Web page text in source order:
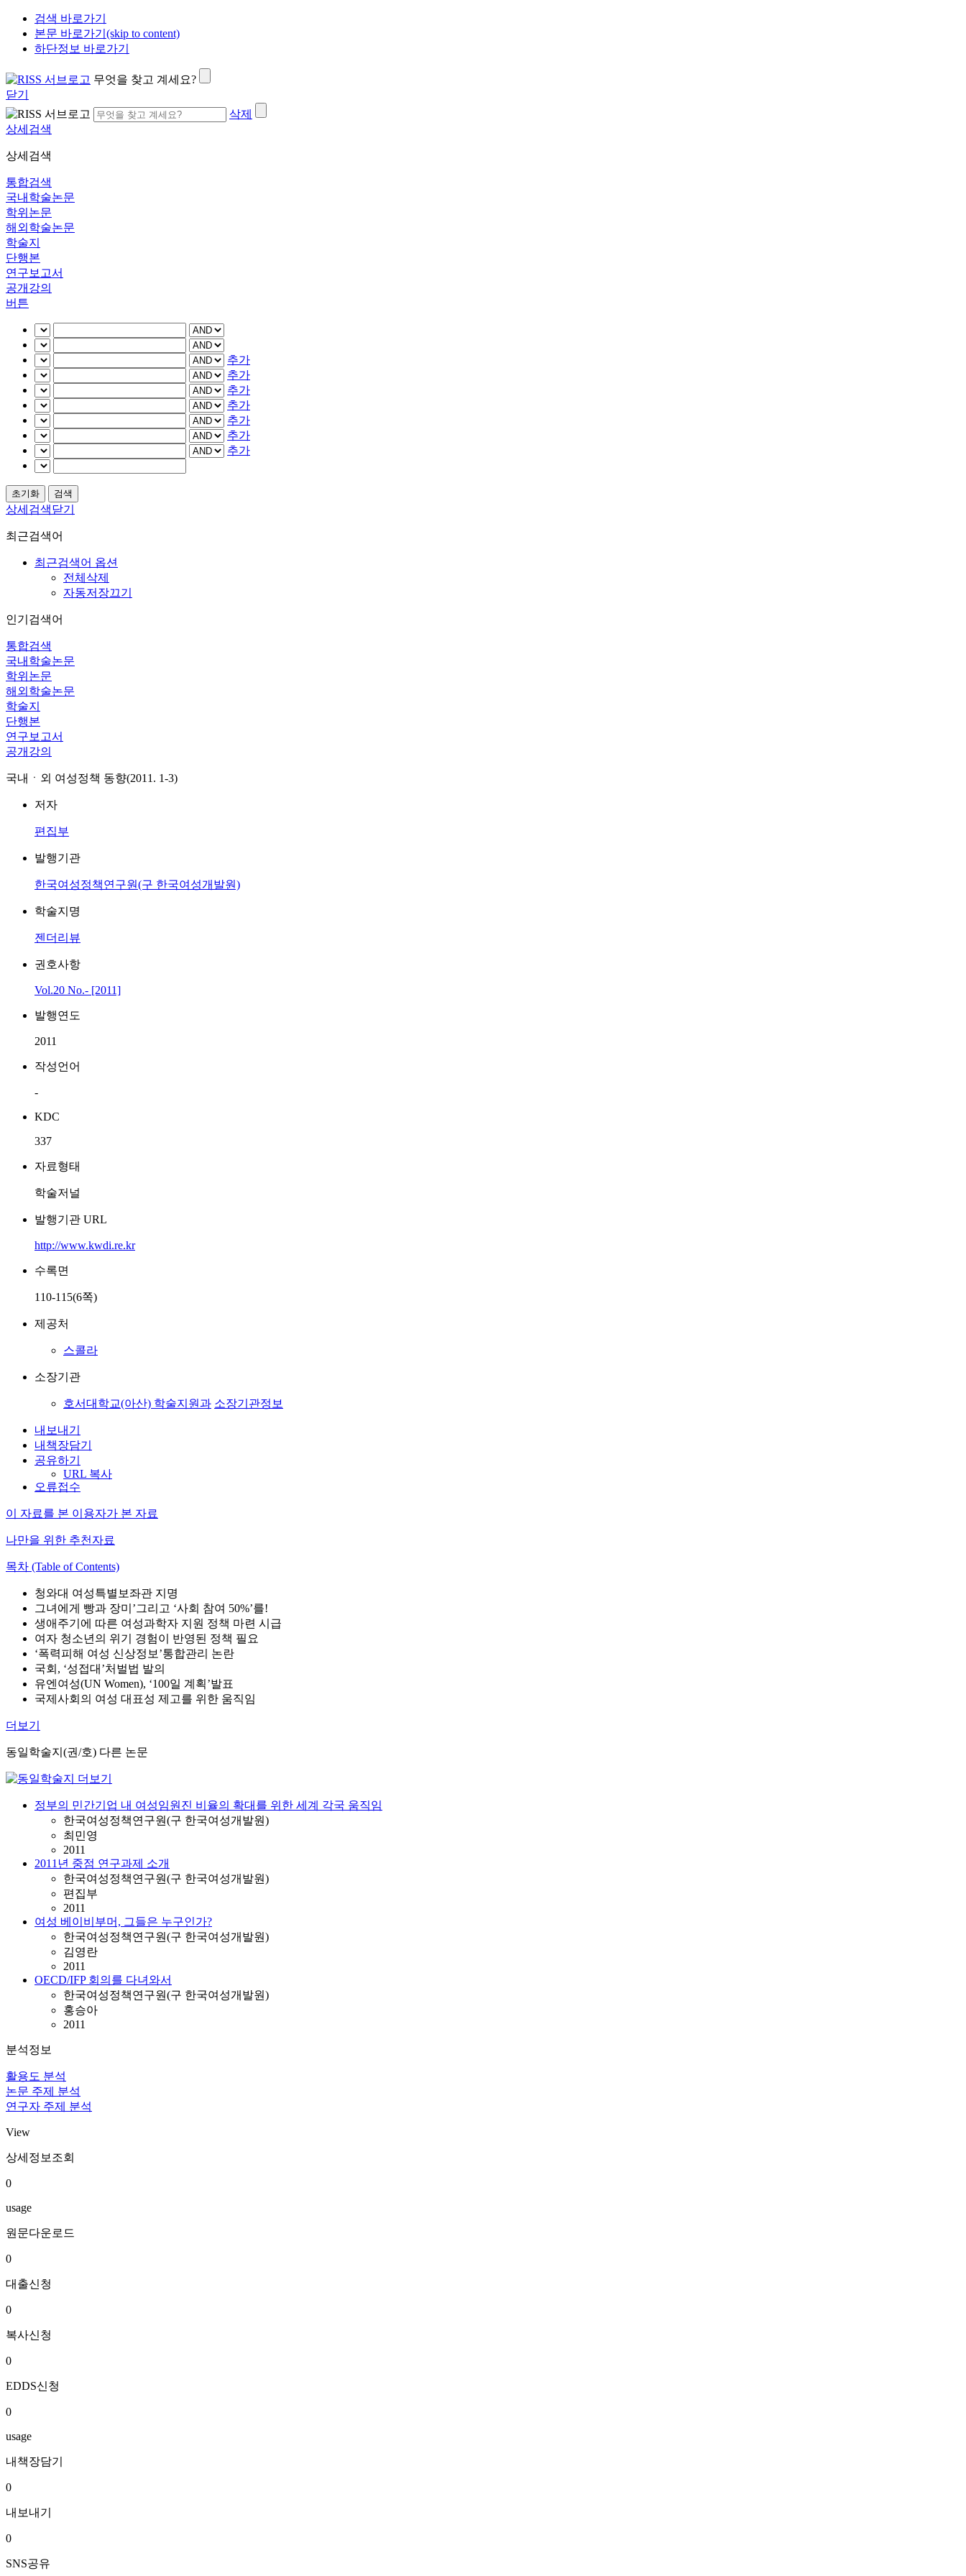
검색 바로가기
본문 바로가기(skip to content)
하단정보 바로가기
무엇을 찾고 계세요?
닫기
삭제
상세검색
상세검색
통합검색
국내학술논문
학위논문
해외학술논문
학술지
단행본
연구보고서
공개강의
버튼
추가
추가
추가
추가
추가
추가
추가
상세검색닫기
최근검색어
최근검색어 옵션
전체삭제
자동저장끄기
인기검색어
통합검색
국내학술논문
학위논문
해외학술논문
학술지
단행본
연구보고서
공개강의
국내ㆍ외 여성정책 동향(2011. 1-3)
저자
편집부
발행기관
한국여성정책연구원(구 한국여성개발원)
학술지명
젠더리뷰
권호사항
Vol.20 No.- [2011]
발행연도
2011
작성언어
-
KDC
337
자료형태
학술저널
발행기관 URL
http://www.kwdi.re.kr
수록면
110-115(6쪽)
제공처
스콜라
소장기관
호서대학교(아산) 학술지원과 소장기관정보
내보내기
내책장담기
공유하기
URL 복사
오류접수
이 자료를 본 이용자가 본 자료
나만을 위한 추천자료
목차 (Table of Contents)
청와대 여성특별보좌관 지명
그녀에게 빵과 장미’그리고 ‘사회 참여 50%’를!
생애주기에 따른 여성과학자 지원 정책 마련 시급
여자 청소년의 위기 경험이 반영된 정책 필요
‘폭력피해 여성 신상정보’통합관리 논란
국회, ‘성접대’처벌법 발의
유엔여성(UN Women), ‘100일 계획’발표
국제사회의 여성 대표성 제고를 위한 움직임
더보기
동일학술지(권/호) 다른 논문
정부의 민간기업 내 여성임원진 비율의 확대를 위한 세계 각국 움직임
한국여성정책연구원(구 한국여성개발원)
최민영
2011
2011년 중점 연구과제 소개
한국여성정책연구원(구 한국여성개발원)
편집부
2011
여성 베이비부머, 그들은 누구인가?
한국여성정책연구원(구 한국여성개발원)
김영란
2011
OECD/IFP 회의를 다녀와서
한국여성정책연구원(구 한국여성개발원)
홍승아
2011
분석정보
활용도 분석
논문 주제 분석
연구자 주제 분석
View
상세정보조회
0
usage
원문다운로드
0
대출신청
0
복사신청
0
EDDS신청
0
usage
내책장담기
0
내보내기
0
SNS공유